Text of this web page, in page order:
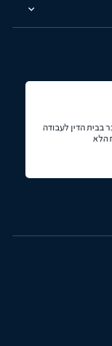
בבית הדין לעבודה
הלא